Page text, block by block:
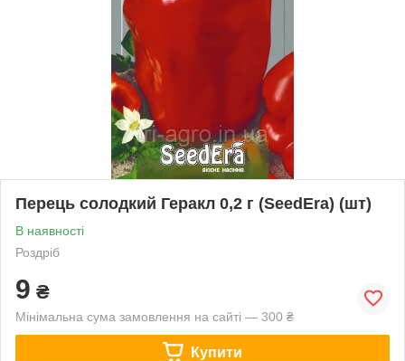
Перець солодкий Геракл 0,2 г (SeedEra) (шт)
В наявності
Роздріб
9 ₴
Мінімальна сума замовлення на сайті — 300 ₴
Купити